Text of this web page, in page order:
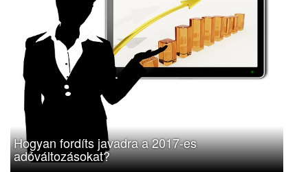
Hogyan fordíts javadra a 2017-es
adóváltozásokat?